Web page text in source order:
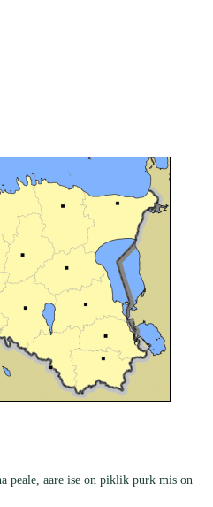
peale, aare ise on piklik purk mis on